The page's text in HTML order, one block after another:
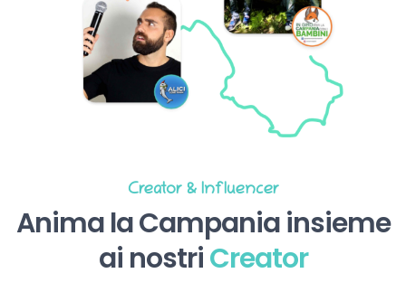
Creator & Influencer
Anima la Campania insieme
ai nostriCreator